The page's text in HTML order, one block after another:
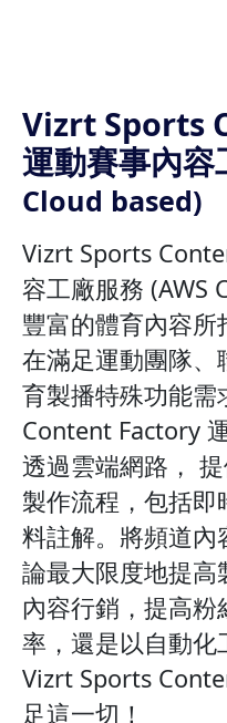
Vizrt Sports
運動賽事內容
Cloud based)
Vizrt Sports
容工廠服務 (AWS
豐富的體育內容
在滿足運動團隊、
育製播特殊功能
Content Factory
透過雲端網路，
製作流程，包括
料註解。將頻道內
論最大限度地提高
內容行銷，提高
率，還是以自動化
Vizrt Sports
足這一切！